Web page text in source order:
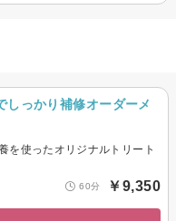
しっかり補修オーダーメ
を使ったオリジナルトリート
60分 ￥9,350